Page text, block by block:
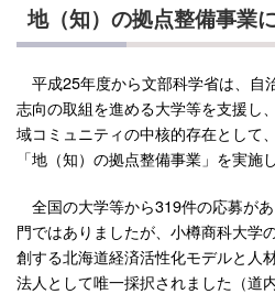
地（知）の拠点整備事業
平成25年度から文部科学省は、自
志向の取組を進める大学等を支援し
域コミュニティの中核的存在として
「地（知）の拠点整備事業」を実施
全国の大学等から319件の応募が
門ではありましたが、小樽商科大学
創する北海道経済活性化モデルと人
法人として唯一採択されました（道